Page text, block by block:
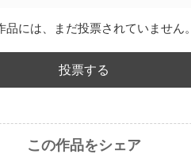
品には、まだ投票されていません。
投票する
この作品をシェア